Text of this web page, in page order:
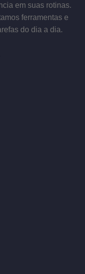
em suas rotinas.
ferramentas e
do dia a dia.